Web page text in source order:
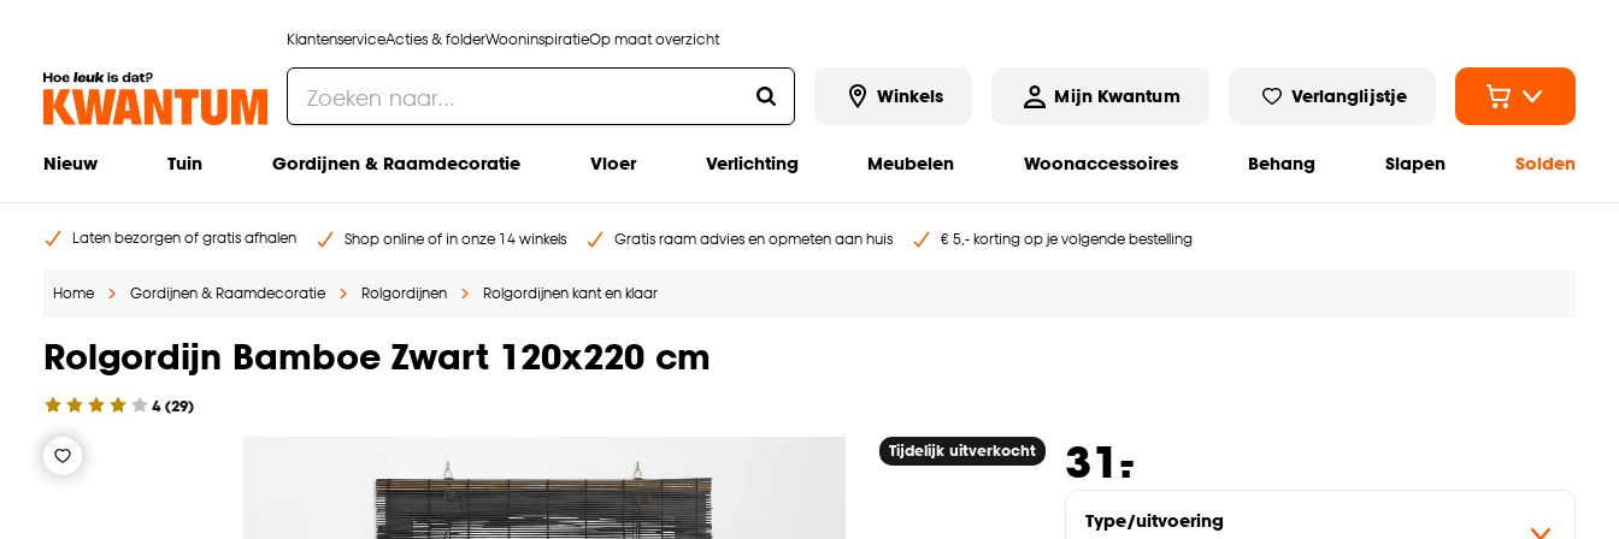
KlantenserviceActies & folderWooninspiratieOp maat overzicht
Winkels Mijn Kwantum Verlanglijstje
Nieuw Tuin Gordijnen & Raamdecoratie Vloer Verlichting Meubelen Woonaccessoires Behang Slapen Solden
Laten bezorgen of gratis afhalen Shop online of in onze 14 winkels Gratis raam advies en opmeten aan huis € 5,- korting op je volgende bestelling
Home Gordijnen & Raamdecoratie Rolgordijnen Rolgordijnen kant en klaar
Rolgordijn Bamboe Zwart 120x220 cm
4(29)
Tijdelijk uitverkocht 31.
-
Type/uitvoering